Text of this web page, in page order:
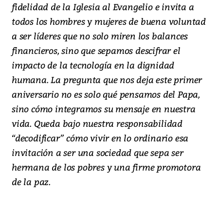
fidelidad de la Iglesia al Evangelio e invita a
todos los hombres y mujeres de buena voluntad
a ser líderes que no solo miren los balances
financieros, sino que sepamos descifrar el
impacto de la tecnología en la dignidad
humana. La pregunta que nos deja este primer
aniversario no es solo qué pensamos del Papa,
sino cómo integramos su mensaje en nuestra
vida. Queda bajo nuestra responsabilidad
“decodificar” cómo vivir en lo ordinario esa
invitación a ser una sociedad que sepa ser
hermana de los pobres y una firme promotora
de la paz.